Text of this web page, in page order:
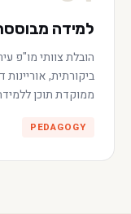
למידה מבוססת
ממוקדת תוכן
PEDAGOGY